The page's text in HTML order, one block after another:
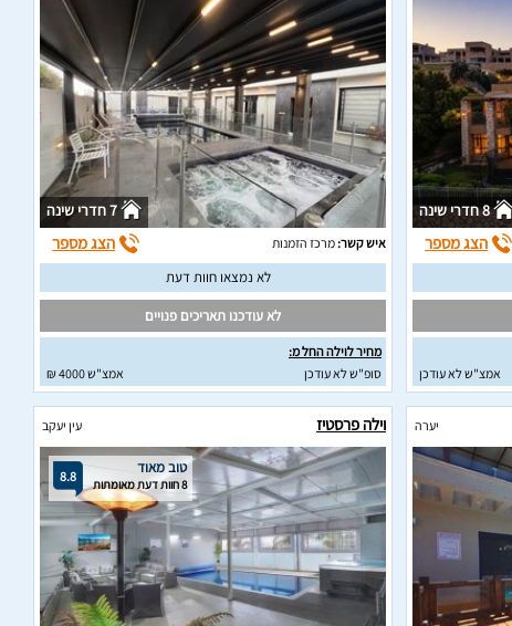
8 חדרי שינה
הצג מספר
אמצ"ש לא עודכן
7 חדרי שינה
איש קשר:מרכז הזמנות הצג מספר
לא נמצאו חוות דעת
לא עודכנו תאריכים פנויים
מחיר לוילה החל מ:
סופ"ש לא עודכן
אמצ"ש 4000 ₪
יערה וילה פרסטיז עין יעקב
8.8 טוב מאוד
8 חוות דעת מאומתות